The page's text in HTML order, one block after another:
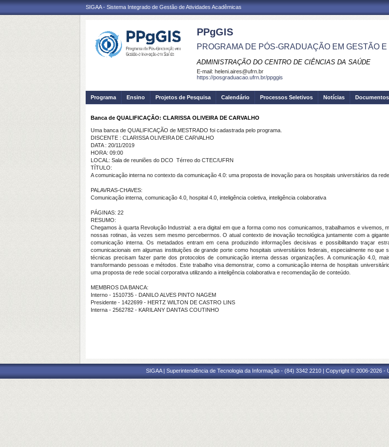
SIGAA - Sistema Integrado de Gestão de Atividades Acadêmicas
PPgGIS
PROGRAMA DE PÓS-GRADUAÇÃO EM GESTÃO
ADMINISTRAÇÃO DO CENTRO DE CIÊNCIAS DA SAÚDE
E-mail: heleni.aires@ufrn.br
https://posgraduacao.ufrn.br/ppggis
Programa Ensino Projetos de Pesquisa Calendário Processos Seletivos Notícias Documentos
Banca de QUALIFICAÇÃO: CLARISSA OLIVEIRA DE CARVALHO
Uma banca de QUALIFICAÇÃO de MESTRADO foi cadastrada pelo programa.
DISCENTE : CLARISSA OLIVEIRA DE CARVALHO
DATA : 20/11/2019
HORA: 09:00
LOCAL: Sala de reuniões do DCO  Térreo do CTEC/UFRN
TÍTULO:
A comunicação interna no contexto da comunicação 4.0: uma proposta de inovação para os hospitais universitários da
PALAVRAS-CHAVES:
Comunicação interna, comunicação 4.0, hospital 4.0, inteligência coletiva, inteligência colaborativa
PÁGINAS: 22
RESUMO:
Chegamos à quarta Revolução Industrial: a era digital em que a forma como nos comunicamos, trabalhamos e vivemos,
nossas rotinas, às vezes sem mesmo percebermos. O atual contexto de inovação tecnológica juntamente com a
comunicação interna. Os metadados entram em cena produzindo informações decisivas e possibilitando traçar
comunicacionais em algumas instituições de grande porte como hospitais universitários federais, especialmente no
técnicas precisam fazer parte dos protocolos de comunicação interna dessas organizações. A comunicação 4.0,
transformando pessoas e métodos. Este trabalho visa demonstrar, como a comunicação interna de hospitais
uma proposta de rede social corporativa utilizando a inteligência colaborativa e recomendação de conteúdo.
MEMBROS DA BANCA:
Interno - 1510735 - DANILO ALVES PINTO NAGEM
Presidente - 1422699 - HERTZ WILTON DE CASTRO LINS
Interna - 2562782 - KARILANY DANTAS COUTINHO
SIGAA | Superintendência de Tecnologia da Informação - (84) 3342 2210 | Copyright © 2006-2026